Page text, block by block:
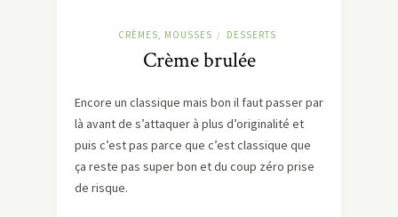
CRÈMES, MOUSSES / DESSERTS
Crème brulée
Encore un classique mais bon il faut passer par
là avant de s’attaquer à plus d’originalité et
puis c’est pas parce que c’est classique que
ça reste pas super bon et du coup zéro prise
de risque.